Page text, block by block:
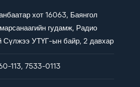
хот 16063, Баянгол
гудамж, Радио
Сүлжээ УТҮГ-ын байр, 2 давхар
113, 7533-0113